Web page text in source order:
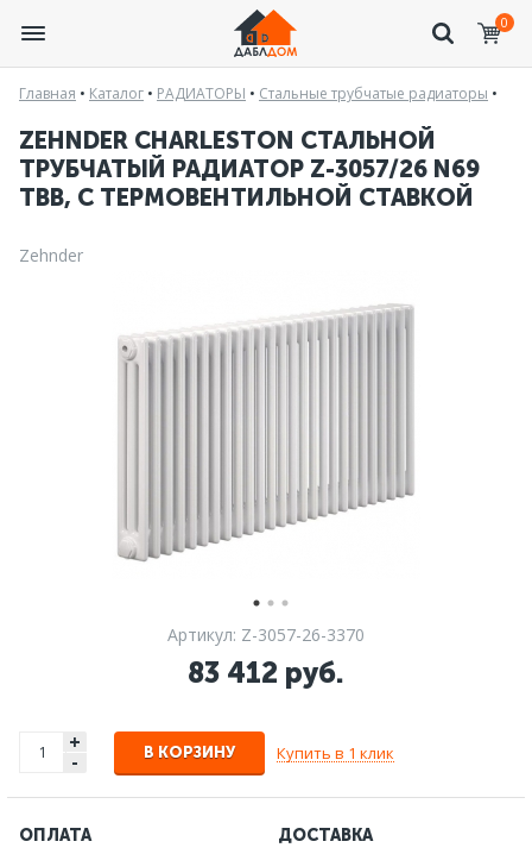
0
Главная • Каталог • РАДИАТОРЫ • Стальные трубчатые радиаторы •
ZEHNDER CHARLESTON СТАЛЬНОЙ
ТРУБЧАТЫЙ РАДИАТОР Z-3057/26 N69
ТВВ, С ТЕРМОВЕНТИЛЬНОЙ СТАВКОЙ
Zehnder
Артикул: Z-3057-26-3370
83 412 руб.
+
- В КОРЗИНУ Купить в 1 клик
ОПЛАТА ДОСТАВКА